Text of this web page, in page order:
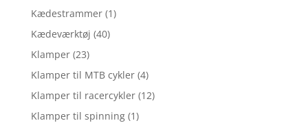
Kædestrammer (1)
Kædeværktøj (40)
Klamper (23)
Klamper til MTB cykler (4)
Klamper til racercykler (12)
Klamper til spinning (1)